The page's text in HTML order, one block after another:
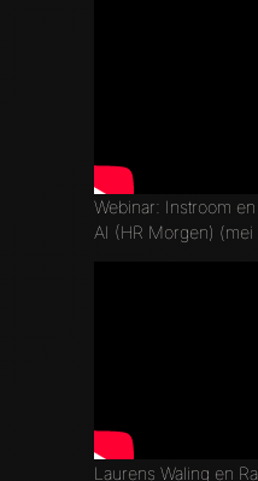
Webinar: Instroom
AI (HR Morgen) (mei
Laurens Waling en